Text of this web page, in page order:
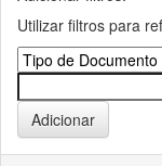
Utilizar filtros para